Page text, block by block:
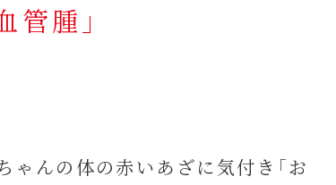
管腫」
んの体の赤いあざに気付き「お